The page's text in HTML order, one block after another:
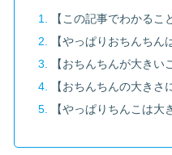
【この記事でわかるこ
【やっぱりおちんちん
【おちんちんが大きい
【おちんちんの大きさ
【やっぱりちんこは大